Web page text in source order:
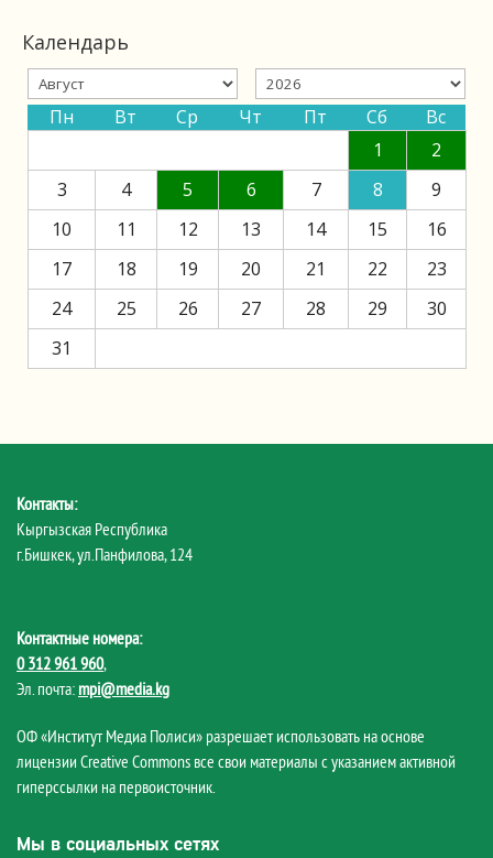
Календарь
Пн Вт Ср Чт Пт Сб
Вс
1
2
3
4 5 6 7 8
9
10
11 12 13 14 15
16
17
18 19 20 21 22
23
24
25 26 27 28 29
30
31
Контакты:
Кыргызская Республика
г.Бишкек, ул.Панфилова, 124
Контактные номера:
0 312 961 960,
Эл. почта: mpi@media.kg
ОФ «Институт Медиа Полиси» разрешает использовать на основе
лицензии Creative Commons все свои материалы с указанием активной
гиперссылки на первоисточник.
Мы в социальных сетях